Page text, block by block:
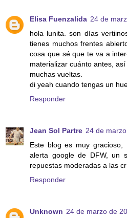
Elisa Fuenzalida 24 de
hola lunita. son días
tienes muchos frentes
cosa que sé que te va a
materializar cuánto antes,
muchas vueltas.
di yeah cuando tengas un
Responder
Jean Sol Partre 24 de
Este blog es muy
alerta google de DFW, un
repuestas moderadas a las
Responder
Unknown 24 de marzo de